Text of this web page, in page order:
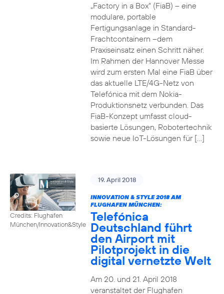
„Factory in a Box“ (FiaB) – eine
modulare, portable
Fertigungsanlage in Standard-
Frachtcontainern –dem
Praxiseinsatz einen Schritt näher.
Im Rahmen der Hannover Messe
wird zum ersten Mal eine FiaB über
das aktuelle LTE/4G-Netz von
Telefónica mit dem Nokia-
Produktionsnetz verbunden. Das
FiaB-Konzept umfasst cloud-
basierte Lösungen, Robotertechnik
sowie neue IoT-Lösungen für […]
Credits: Flughafen
München/Innovation&Style
19. April 2018
INNOVATION & STYLE 2018 AM
FLUGHAFEN MÜNCHEN:
Telefónica
Deutschland führt
den Airport mit
Pilotprojekt in die
digital vernetzte Welt
Am 20. und 21. April 2018
veranstaltet der Flughafen